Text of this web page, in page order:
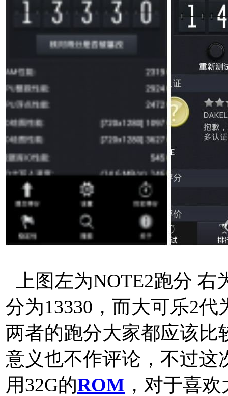
上图左为NOTE2跑分 右
分为13330，而大可乐2
两者的跑分大家都应该比
意义也不作评论，不过这
用32G的ROM ，对于喜